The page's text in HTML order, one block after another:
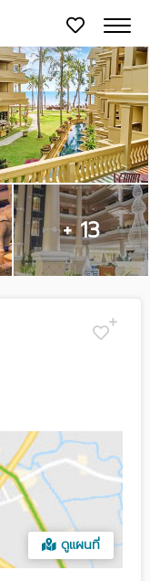
+ 13
ดูแผนที่